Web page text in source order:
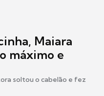
Maiara
máximo e
soltou o cabelão e fez